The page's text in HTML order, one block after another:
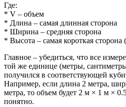
Где:
* V – объем
* Длина – самая длинная сторона
* Ширина – средняя сторона
* Высота – самая короткая
Главное – убедиться, что все
той же единице (метры,
получился в соответствующей
Например, если длина 2 метра,
метра, то объем будет 2 м × 1 м ×
понятно.